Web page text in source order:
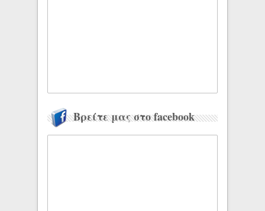
Βρείτε μας στο facebook